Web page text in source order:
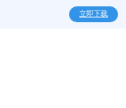
立即下载